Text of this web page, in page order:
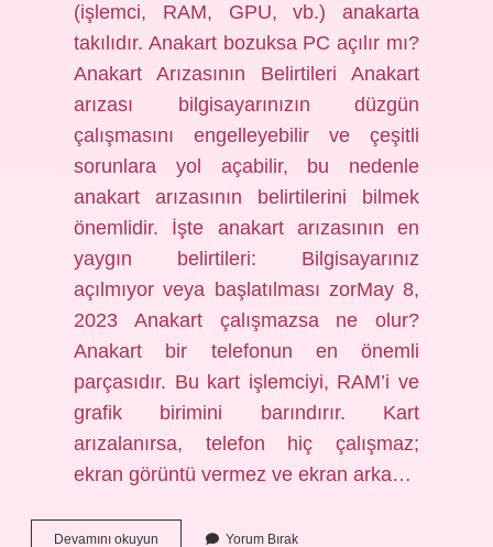
(işlemci, RAM, GPU, vb.) anakarta
takılıdır. Anakart bozuksa PC açılır mı?
Anakart Arızasının Belirtileri Anakart
arızası bilgisayarınızın düzgün
çalışmasını engelleyebilir ve çeşitli
sorunlara yol açabilir, bu nedenle
anakart arızasının belirtilerini bilmek
önemlidir. İşte anakart arızasının en
yaygın belirtileri: Bilgisayarınız
açılmıyor veya başlatılması zorMay 8,
2023 Anakart çalışmazsa ne olur?
Anakart bir telefonun en önemli
parçasıdır. Bu kart işlemciyi, RAM’i ve
grafik birimini barındırır. Kart
arızalanırsa, telefon hiç çalışmaz;
ekran görüntü vermez ve ekran arka…
Devamını okuyun Yorum Bırak